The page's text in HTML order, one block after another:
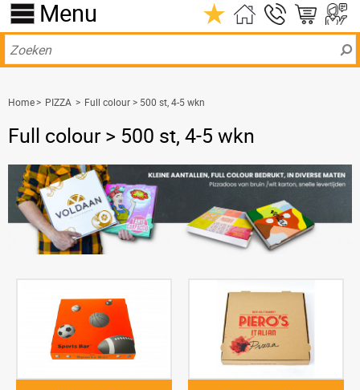
Menu
Home> PIZZA > Full colour > 500 st, 4-5 wkn
Full colour > 500 st, 4-5 wkn